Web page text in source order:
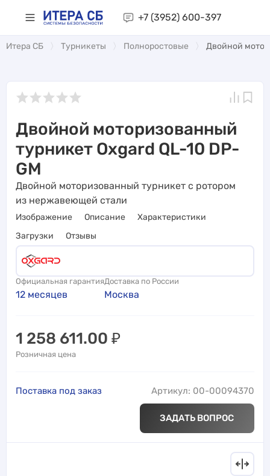
+7 (3952) 600-397
Итера СБ Турникеты Полноростовые Двойной
Двойной моторизованный
турникет Oxgard QL-10 DP-
GM
Двойной моторизованный турникет с ротором
из нержавеющей стали
Изображение Описание
Характеристики
Загрузки
Отзывы
Официальная гарантия
12 месяцев
Доставка по России
Москва
1 258 611.00 ₽
Розничная цена
Поставка под заказ Артикул: 00-00094370
ЗАДАТЬ ВОПРОС